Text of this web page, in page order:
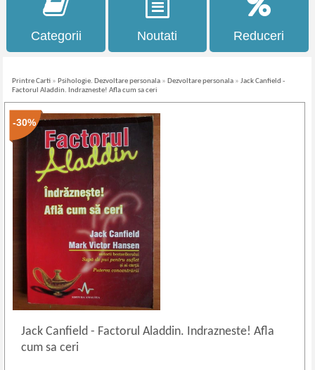
Categorii Noutati Reduceri
Printre Carti » Psihologie. Dezvoltare personala » Dezvoltare personala »Jack Canfield -
Factorul Aladdin. Indrazneste! Afla cum sa ceri
-30%
Jack Canfield- Factorul Aladdin. Indrazneste! Afla
cum sa ceri